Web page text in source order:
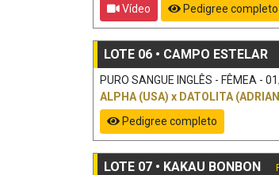
Vídeo
Pedigree completo
LOTE 06 • CAMPO ESTELAR
PURO SANGUE INGLÊS - FÊMEA -
ALPHA (USA) x DATOLITA
Pedigree completo
LOTE 07 • KAKAU BONBON